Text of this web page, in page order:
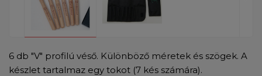
6 db "V" profilú véső. Különböző méretek és szögek. A
készlet tartalmaz egy tokot (7 kés számára).